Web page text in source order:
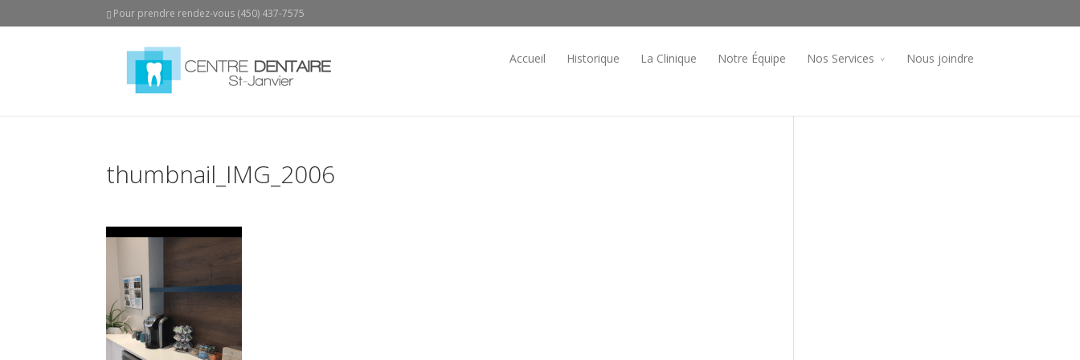
Pour prendre rendez-vous (450) 437-7575
Accueil Historique La Clinique Notre Équipe Nos Services Nous joindre
thumbnail_IMG_2006